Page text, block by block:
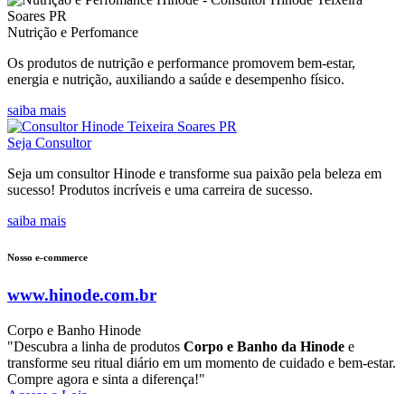
Nutrição e Perfomance
Os produtos de nutrição e performance promovem bem-estar,
energia e nutrição, auxiliando a saúde e desempenho físico.
saiba mais
Seja Consultor
Seja um consultor Hinode e transforme sua paixão pela beleza em
sucesso! Produtos incríveis e uma carreira de sucesso.
saiba mais
Nosso e-commerce
www.hinode.com.br
Corpo e Banho Hinode
"Descubra a linha de produtos Corpo e Banho da Hinode e
transforme seu ritual diário em um momento de cuidado e bem-estar.
Compre agora e sinta a diferença!"